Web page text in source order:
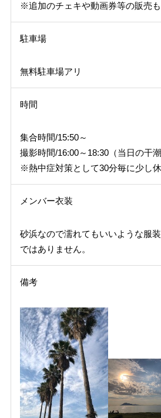
※追加のチェキや動画券等の販売も
駐車場
無料駐車場アリ
時間
集合時間/15:50～
撮影時間/16:00～18:30（当日の干潮
※熱中症対策として30分毎に少し休
メンバー衣装
砂浜なので濡れてもいいような服
ではありません。
備考